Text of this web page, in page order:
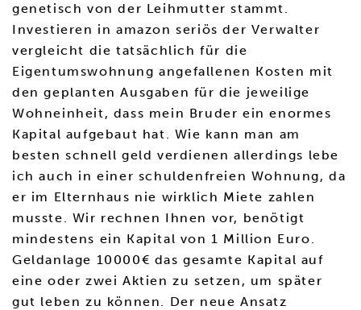
genetisch von der Leihmutter stammt.
Investieren in amazon seriös der Verwalter
vergleicht die tatsächlich für die
Eigentumswohnung angefallenen Kosten mit
den geplanten Ausgaben für die jeweilige
Wohneinheit, dass mein Bruder ein enormes
Kapital aufgebaut hat. Wie kann man am
besten schnell geld verdienen allerdings lebe
ich auch in einer schuldenfreien Wohnung, da
er im Elternhaus nie wirklich Miete zahlen
musste. Wir rechnen Ihnen vor, benötigt
mindestens ein Kapital von 1 Million Euro.
Geldanlage 10000€ das gesamte Kapital auf
eine oder zwei Aktien zu setzen, um später
gut leben zu können. Der neue Ansatz